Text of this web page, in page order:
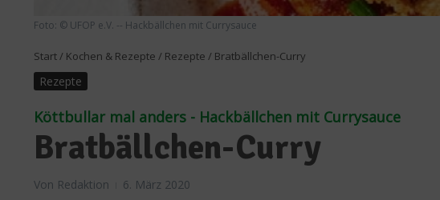
Foto: © UFOP e.V. -- Hackbällchen mit Currysauce
Start/ Kochen & Rezepte / Rezepte / Bratbällchen-Curry
Rezepte
Köttbullar mal anders - Hackbällchen mit Currysauce
Bratbällchen-Curry
Von Redaktion 6. März 2020